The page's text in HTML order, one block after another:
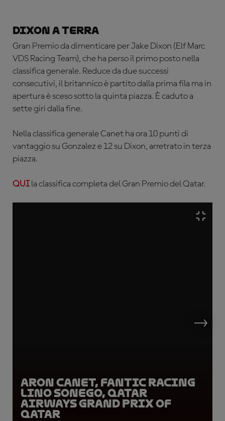
Dixon a terra
Gran Premio da dimenticare per Jake Dixon (Elf Marc
VDS Racing Team), che ha perso il primo posto nella
classifica generale. Reduce da due successi
consecutivi, il britannico è partito dalla prima fila ma in
apertura è sceso sotto la quinta piazza. È caduto a
sette giri dalla fine.
Nella classifica generale Canet ha ora 10 punti di
vantaggio su Gonzalez e 12 su Dixon, arretrato in terza
piazza.
QUI la classifica completa del Gran Premio del Qatar.
Aron Canet, Fantic Racing
Lino Sonego, Qatar
Airways Grand Prix of
Qatar